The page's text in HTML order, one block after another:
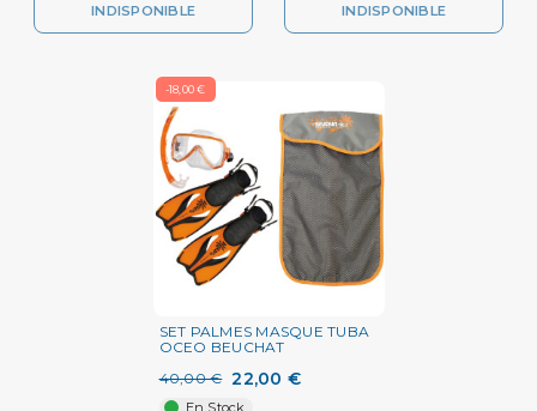
INDISPONIBLE INDISPONIBLE
-18,00 €
SET PALMES MASQUE TUBA
OCEO BEUCHAT
40,00 € 22,00 €